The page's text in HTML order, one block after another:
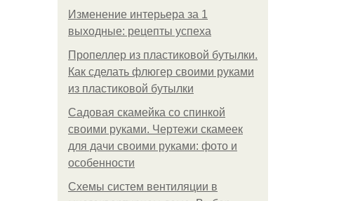
Изменение интерьера за 1
выходные: рецепты успеха
Пропеллер из пластиковой бутылки.
Как сделать флюгер своими руками
из пластиковой бутылки
Садовая скамейка со спинкой
своими руками. Чертежи скамеек
для дачи своими руками: фото и
особенности
Схемы систем вентиляции в